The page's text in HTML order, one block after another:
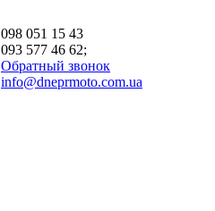
098 051 15 43
093 577 46 62;
Обратный звонок
info@dneprmoto.com.ua